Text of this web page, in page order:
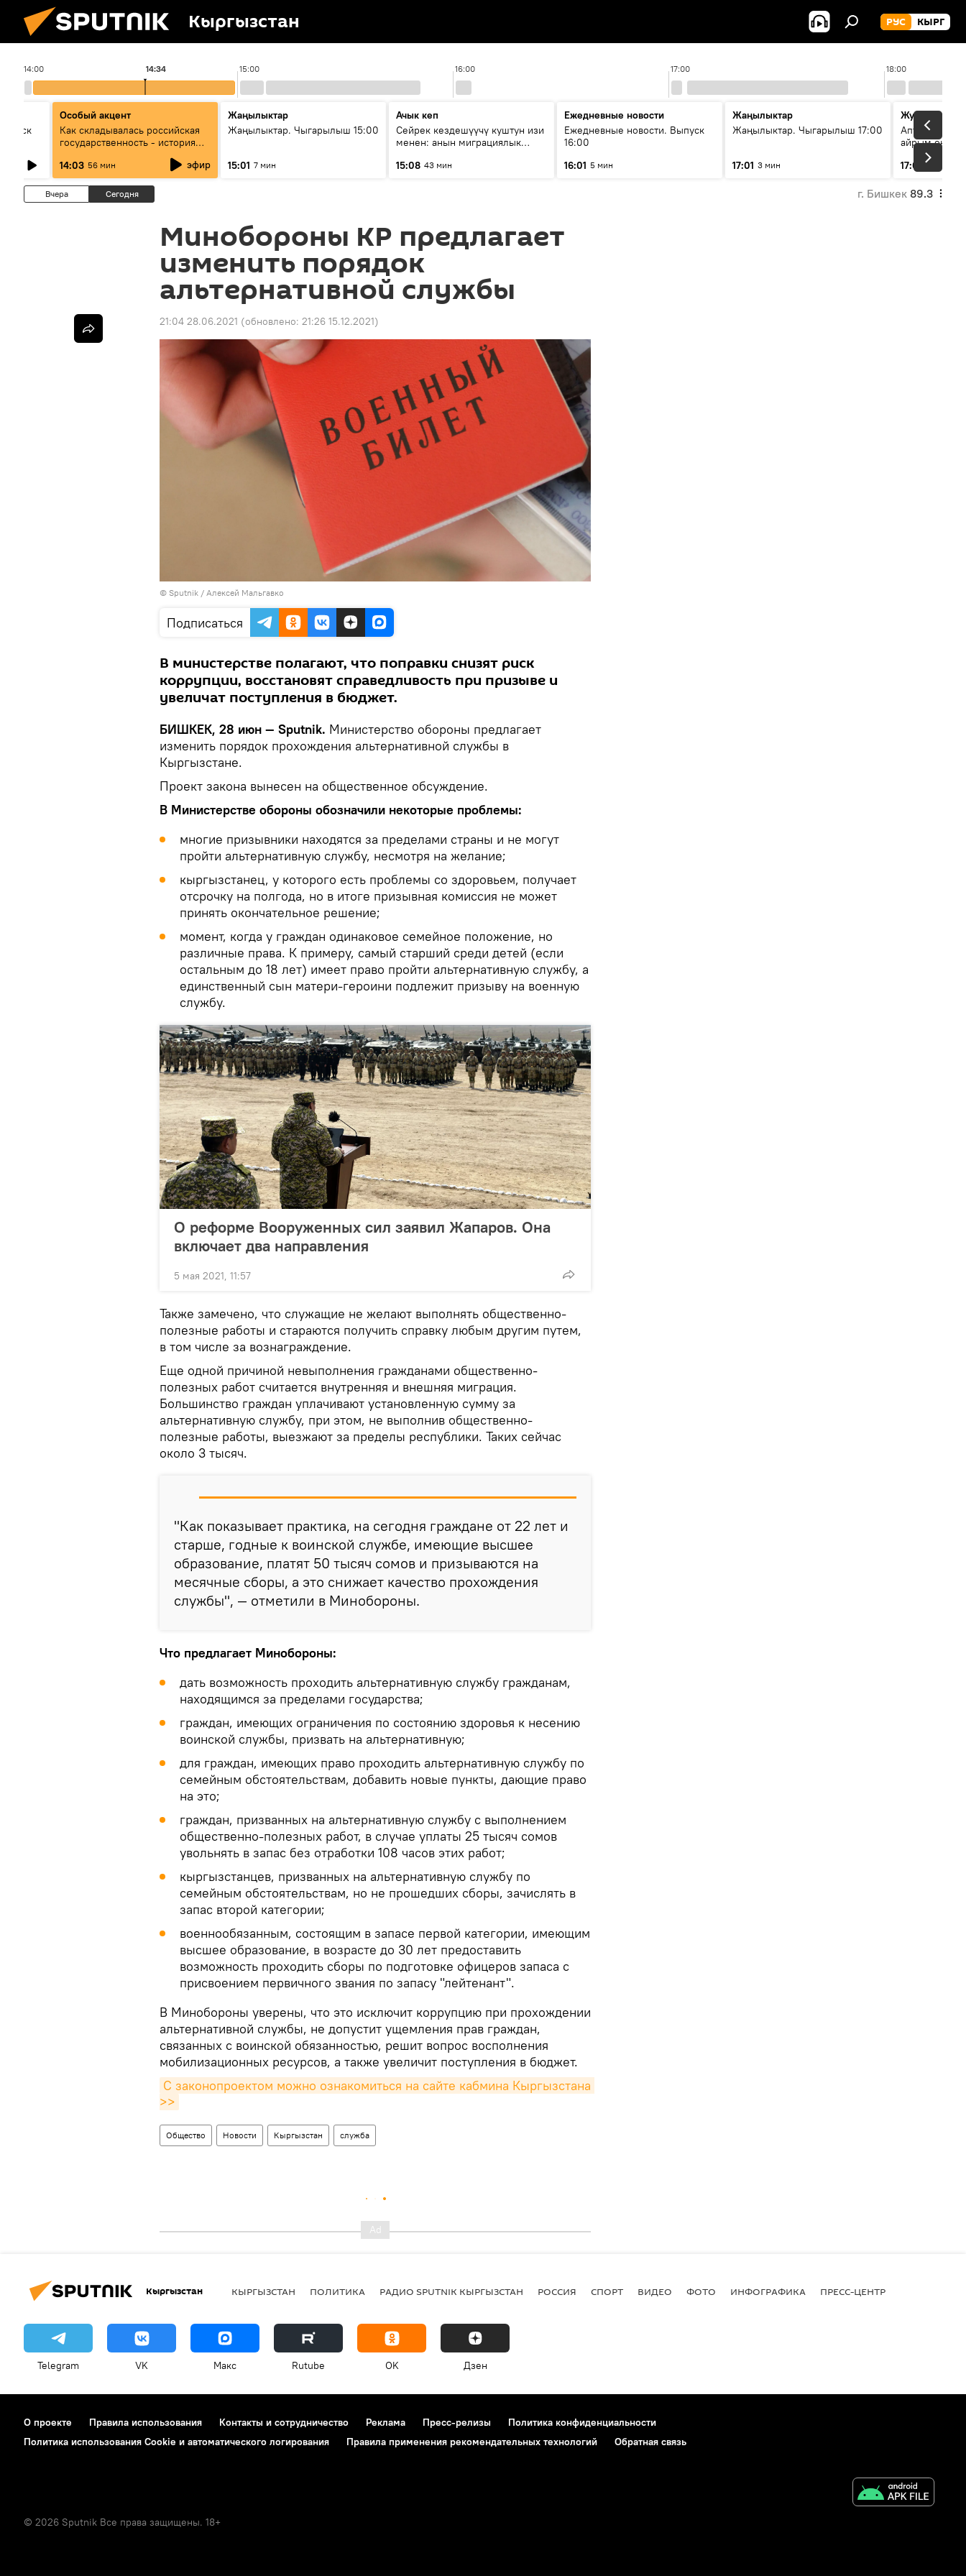
Кыргызстан РУС КЫРГ
14:00 15:00 16:00 17:00 18:00
14:34
Особый акцент
Как складывалась российская
государственность - история
России и геополитика Евразии
глазами аналитиков
14:03 56 мин эфир
Жаңылыктар
Жаңылыктар. Чыгарылыш 15:00
15:01 7 мин
Ачык кеп
Сейрек кездешүүчү куштун изи
менен: анын миграциялык
15:08 43 мин
Ежедневные новости
Ежедневные новости. Выпуск
16:00
16:01 5 мин
Жаңылыктар
Жаңылыктар. Чыгарылыш 17:00
17:01 3 мин
Жума
Апта ичинде
айрым
17:05
Вчера Сегодня г. Бишкек 89.3
Минобороны КР предлагает
изменить порядок
альтернативной службы
21:04 28.06.2021 (обновлено: 21:26 15.12.2021)
© Sputnik / Алексей Мальгавко
Подписаться
В министерстве полагают, что поправки снизят риск
коррупции, восстановят справедливость при призыве и
увеличат поступления в бюджет.
БИШКЕК, 28 июн — Sputnik. Министерство обороны предлагает
изменить порядок прохождения альтернативной службы в
Кыргызстане.
Проект закона вынесен на общественное обсуждение.
В Министерстве обороны обозначили некоторые проблемы:
многие призывники находятся за пределами страны и не могут
пройти альтернативную службу, несмотря на желание;
кыргызстанец, у которого есть проблемы со здоровьем, получает
отсрочку на полгода, но в итоге призывная комиссия не может
принять окончательное решение;
момент, когда у граждан одинаковое семейное положение, но
различные права. К примеру, самый старший среди детей (если
остальным до 18 лет) имеет право пройти альтернативную службу, а
единственный сын матери-героини подлежит призыву на военную
службу.
О реформе Вооруженных сил заявил Жапаров. Она
включает два направления
5 мая 2021, 11:57
Также замечено, что служащие не желают выполнять общественно-
полезные работы и стараются получить справку любым другим путем,
в том числе за вознаграждение.
Еще одной причиной невыполнения гражданами общественно-
полезных работ считается внутренняя и внешняя миграция.
Большинство граждан уплачивают установленную сумму за
альтернативную службу, при этом, не выполнив общественно-
полезные работы, выезжают за пределы республики. Таких сейчас
около 3 тысяч.
"Как показывает практика, на сегодня граждане от 22 лет и
старше, годные к воинской службе, имеющие высшее
образование, платят 50 тысяч сомов и призываются на
месячные сборы, а это снижает качество прохождения
службы", — отметили в Минобороны.
Что предлагает Минобороны:
дать возможность проходить альтернативную службу гражданам,
находящимся за пределами государства;
граждан, имеющих ограничения по состоянию здоровья к несению
воинской службы, призвать на альтернативную;
для граждан, имеющих право проходить альтернативную службу по
семейным обстоятельствам, добавить новые пункты, дающие право
на это;
граждан, призванных на альтернативную службу с выполнением
общественно-полезных работ, в случае уплаты 25 тысяч сомов
увольнять в запас без отработки 108 часов этих работ;
кыргызстанцев, призванных на альтернативную службу по
семейным обстоятельствам, но не прошедших сборы, зачислять в
запас второй категории;
военнообязанным, состоящим в запасе первой категории, имеющим
высшее образование, в возрасте до 30 лет предоставить
возможность проходить сборы по подготовке офицеров запаса с
присвоением первичного звания по запасу "лейтенант".
В Минобороны уверены, что это исключит коррупцию при прохождении
альтернативной службы, не допустит ущемления прав граждан,
связанных с воинской обязанностью, решит вопрос восполнения
мобилизационных ресурсов, а также увеличит поступления в бюджет.
С законопроектом можно ознакомиться на сайте кабмина Кыргызстана
>>
Общество Новости Кыргызстан служба
Кыргызстан КЫРГЫЗСТАН ПОЛИТИКА РАДИО SPUTNIK КЫРГЫЗСТАН РОССИЯ СПОРТ ВИДЕО ФОТО ИНФОГРАФИКА ПРЕСС-ЦЕНТР
Telegram VK Макс Rutube OK Дзен
О проекте Правила использования Контакты и сотрудничество Реклама Пресс-релизы
Политика конфиденциальности
Политика использования Cookie и автоматического логирования
Правила применения рекомендательных технологий Обратная связь
© 2026 Sputnik Все права защищены. 18+